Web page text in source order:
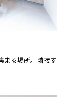
まる場所。隣接す